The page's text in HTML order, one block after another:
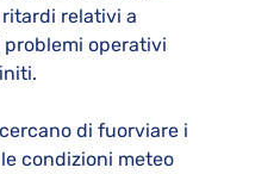
ritardi relativi a
problemi operativi
di fuorviare i
condizioni meteo